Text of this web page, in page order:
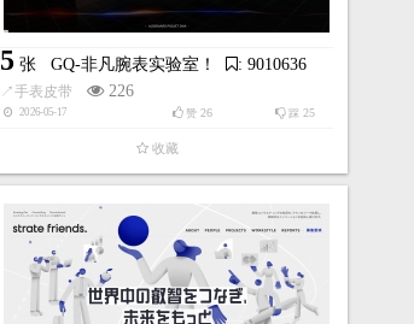
5 张 GQ-非凡腕表实验室！ : 9010636
↗手表皮带 226
2026-05-17 踩 25
赞26
收藏